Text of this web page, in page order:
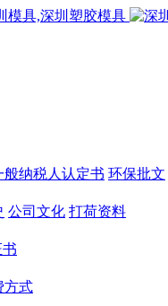
般纳税人认定书 环保批文
公司文化 打荷资料
方式